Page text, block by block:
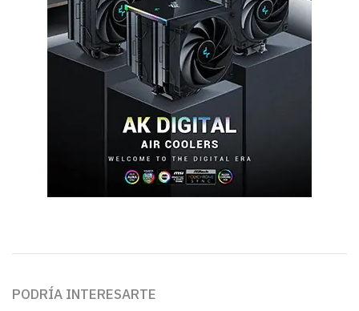
PODRÍA INTERESARTE